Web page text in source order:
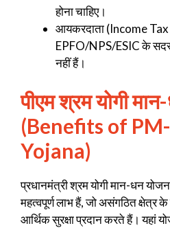
होना चाहिए।
आयकरदाता (Income
EPFO/NPS/ESIC के
नहीं हैं।
पीएम श्रम योगी
(Benefits of
Yojana)
प्रधानमंत्री श्रम योगी मान-धन
महत्वपूर्ण लाभ हैं, जो असंगठित क्षेत्र
आर्थिक सुरक्षा प्रदान करते हैं। यहां